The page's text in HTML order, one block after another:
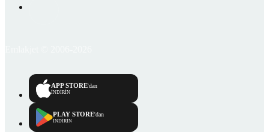
APP STORE'dan
İNDİRİN
PLAY STORE'dan
İNDİRİN